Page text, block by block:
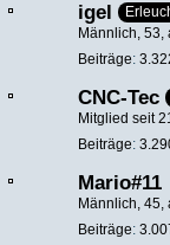
igel
Männlich 53
Beiträge
CNC-Tec
Mitglied seit
Beiträge
Mario#11
Männlich 45
Beiträge